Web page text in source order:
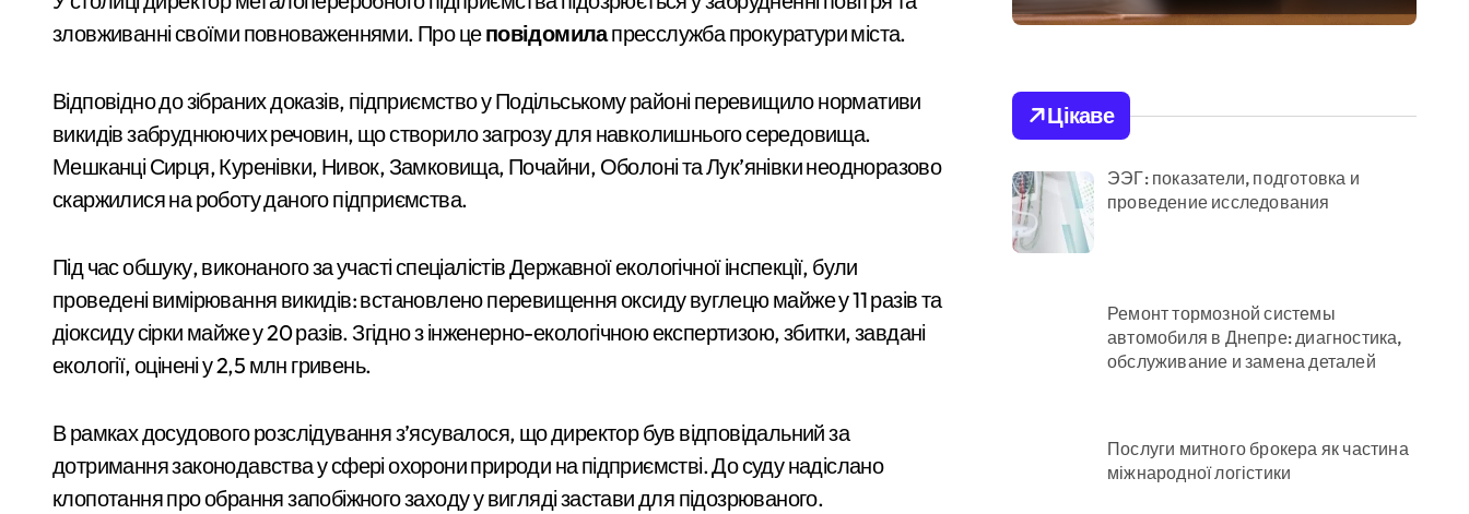
Київщина готова надати понад 400 тис. грн компенсацій: фінансова підтримка для постраждалих від війни підприємств
Сервісна заміна елементів живлення лічильників та проект на індивідуальне опалення: експертний огляд antap.com.ua
У Києві затримали 23-річного кур’єра: пенсіонерка втратила $18 тисяч через фейкового полковника СБУ
Підполковнику ПС ЗСУ пред’явили нові звинувачення: 6 квартир у Києві, апартаменти в Буковелі та активи на понад 20 млн грн
Ракетний удар по Києву: BOOKCHEF втратив більше 100 тисяч книг та всі свої запаси
«Стрільба заради шоу: у Києві 20-річний юнак запустив сигнальні ракети у дворі»
У Києві усунули витік 100 літрів аміаку після удару рф
Виявлено переплату понад 16,5 млн грн у закупівлі серверів: поліція Києва висунула підозру посадовцю Державної служби зайнятості
Прощальний «джекпот» на 83 мільйони: як керівник київської швидкої віддав бюджетні кошти шахраям
У Київській області 6 серпня вшанують пам’ять жертв російської агресії
зловживанні своїми повноваженнями. Про цеповідомилапресслужба прокуратури міста.
Відповідно до зібраних доказів, підприємство у Подільському районі перевищило нормативи
викидів забруднюючих речовин, що створило загрозу для навколишнього середовища.
Мешканці Сирця, Куренівки, Нивок, Замковища, Почайни, Оболоні та Лук’янівки неодноразово
скаржилися на роботу даного підприємства.
Під час обшуку, виконаного за участі спеціалістів Державної екологічної інспекції, були
проведені вимірювання викидів: встановлено перевищення оксиду вуглецю майже у 11 разів та
діоксиду сірки майже у 20 разів. Згідно з інженерно-екологічною експертизою, збитки, завдані
екології, оцінені у 2,5 млн гривень.
В рамках досудового розслідування з’ясувалося, що директор був відповідальний за
дотримання законодавства у сфері охорони природи на підприємстві. До суду надіслано
клопотання про обрання запобіжного заходу у вигляді застави для підозрюваного.
стартувала з
ініціативи підтримки
освіти: області
передані 13
шкільних автобусів
закритий, телефони
мовчать, керівник
покинув місто
розстріл цивільних
Цікаве
ЭЭГ: показатели, подготовка и
проведение исследования
Ремонт тормозной системы
автомобиля в Днепре: диагностика,
обслуживание и замена деталей
Послуги митного брокера як частина
міжнародної логістики